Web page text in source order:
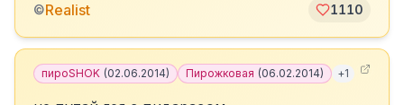
©Realist 1110
пироSHOK (02.06.2014) Пирожковая (06.02.2014) +1